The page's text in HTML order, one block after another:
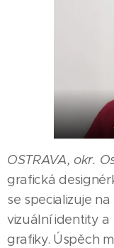
OSTRAVA, okr.
grafická
se specializuje
vizuální identity
grafiky. Úspěch